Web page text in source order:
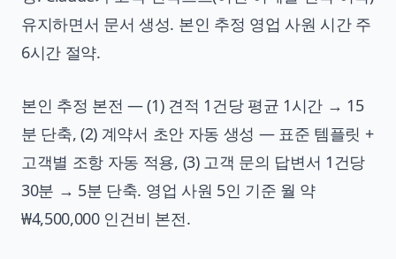
유지하면서 문서 생성. 본인 추정 영업 사원 시간 주
6시간 절약.
본인 추정 본전 — (1) 견적 1건당 평균 1시간 → 15
분 단축, (2) 계약서 초안 자동 생성 — 표준 템플릿 +
고객별 조항 자동 적용, (3) 고객 문의 답변서 1건당
30분 → 5분 단축. 영업 사원 5인 기준 월 약
₩4,500,000 인건비 본전.